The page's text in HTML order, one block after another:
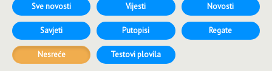
Sve novosti Vijesti Novosti
Savjeti Putopisi Regate
Nesreće Testovi plovila